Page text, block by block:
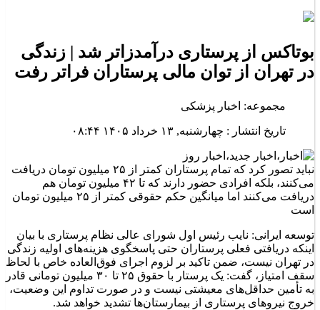
بوتاکس از پرستاری درآمدزاتر شد | زندگی
در تهران از توان مالی پرستاران فراتر رفت
مجموعه: اخبار پزشکی
تاریخ انتشار : چهارشنبه, ۱۳ خرداد ۱۴۰۵ ۰۸:۴۴
نباید تصور کرد که تمام پرستاران کمتر از ۲۵ میلیون تومان دریافت
می‌کنند، بلکه افرادی حضور دارند که تا ۴۲ میلیون تومان هم
دریافت می‌کنند اما میانگین حکم حقوقی کمتر از ۲۵ میلیون تومان
است
توسعه ایرانی: نایب رئیس اول شورای عالی نظام پرستاری با بیان
اینکه دریافتی فعلی پرستاران حتی پاسخگوی هزینه‌های اولیه زندگی
در تهران نیست، ضمن تاکید بر لزوم اجرای فوق‌العاده خاص با لحاظ
سقف امتیاز، گفت: یک پرستار با حقوق ۲۵ تا ۳۰ میلیون تومانی قادر
به تأمین حداقل‌های معیشتی نیست و در صورت تداوم این وضعیت،
خروج نیروهای پرستاری از بیمارستان‌ها تشدید خواهد شد.